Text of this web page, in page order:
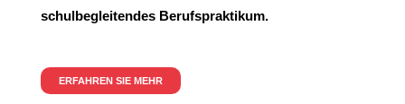
schulbegleitendes Berufspraktikum.
ERFAHREN SIE MEHR